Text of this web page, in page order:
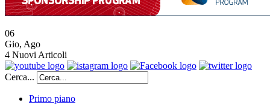
06
Gio, Ago
4 Nuovi Articoli
Cerca...
Primo piano